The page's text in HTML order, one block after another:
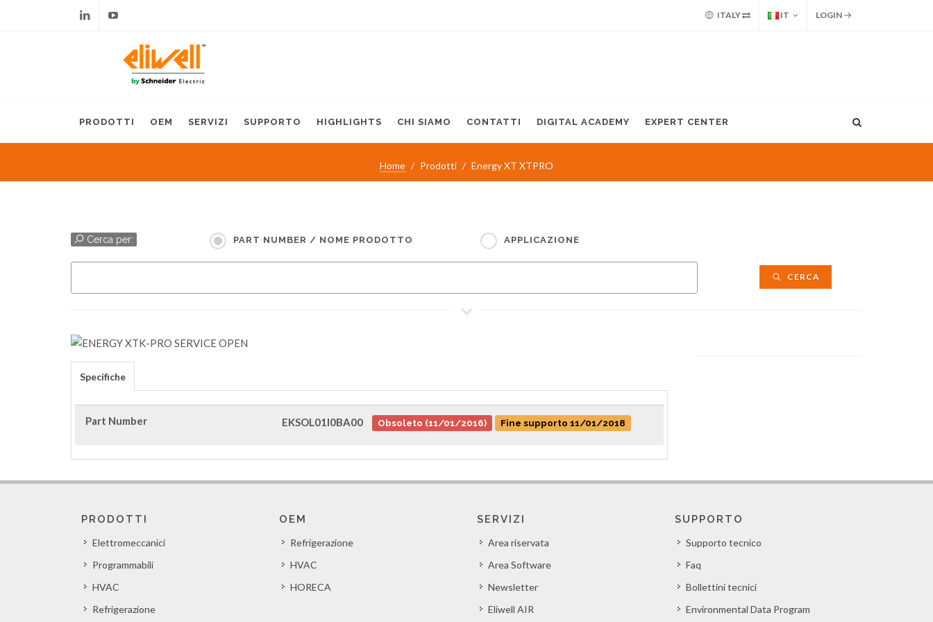
ITALY IT LOGIN
PRODOTTI OEM SERVIZI SUPPORTO HIGHLIGHTS CHI SIAMO CONTATTI DIGITAL ACADEMY EXPERT CENTER
Home Prodotti Energy XT XTPRO
Cerca per: PART NUMBER / NOME PRODOTTO APPLICAZIONE
CERCA
Specifiche
Part Number EKSOL01I0BA00 Obsoleto (11/01/2016) Fine supporto 11/01/2018
PRODOTTI
Elettromeccanici
Programmabili
HVAC
Refrigerazione
OEM
Refrigerazione
HVAC
HORECA
SERVIZI
Area riservata
Area Software
Newsletter
Eliwell AIR
SUPPORTO
Supporto tecnico
Faq
Bollettini tecnici
Environmental Data Program